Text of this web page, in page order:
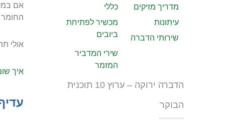
אם
החומר
אולי
איך
כללי
מדריך מזיקים
מכשיר לפתיחת
ביובים
עיתונות
שירותי הדברה
שירי המדביר
המזמר
הדברה ירוקה – ערוץ 10 תוכנית
הבוקר